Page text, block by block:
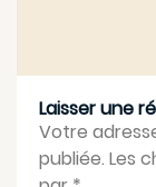
Laisser une
Votre
publiée. Les